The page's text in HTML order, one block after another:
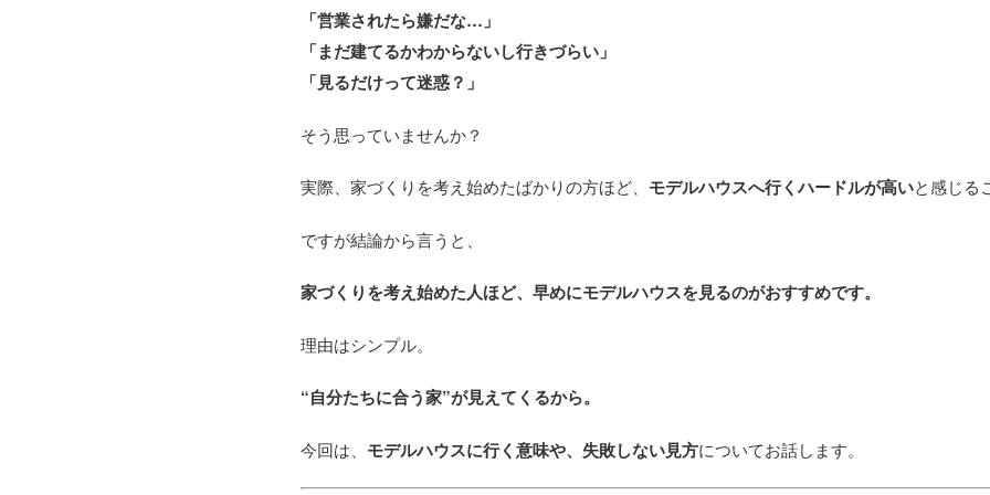
「営業されたら嫌だな…」
「まだ建てるかわからないし行きづらい」
「見るだけって迷惑？」
そう思っていませんか？
実際、家づくりを考え始めたばかりの方ほど、 モデルハウスへ行くハードルが高いと感じる
ですが結論から言うと、
家づくりを考え始めた人ほど、早めにモデルハウスを見るのがおすすめです。
理由はシンプル。
“自分たちに合う家”が見えてくるから。
今回は、 モデルハウスに行く意味や、失敗しない見方についてお話します。